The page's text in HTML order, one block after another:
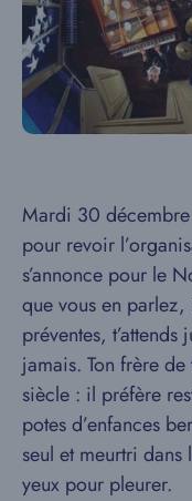
Mardi 30
pour revoir
s’annonce pour le
que vous en parlez,
préventes,
jamais. Ton frère
siècle : il préfère
potes d’enfances
seul et meurtri dans
yeux pour pleurer.